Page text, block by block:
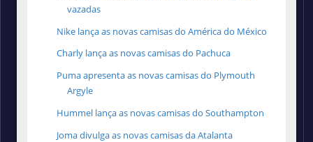
vazadas
Nike lança as novas camisas do América do México
Charly lança as novas camisas do Pachuca
Puma apresenta as novas camisas do Plymouth
Argyle
Hummel lança as novas camisas do Southampton
Joma divulga as novas camisas da Atalanta